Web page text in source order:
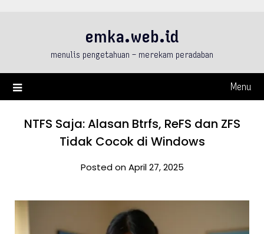
emka.web.id
menulis pengetahuan – merekam peradaban
Menu
NTFS Saja: Alasan Btrfs, ReFS dan ZFS
Tidak Cocok di Windows
Posted on April 27, 2025